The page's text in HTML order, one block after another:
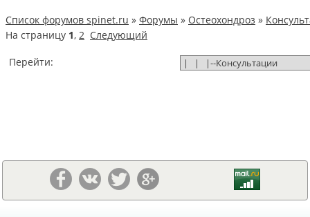
Список форумов spinet.ru » Форумы » Остеохондроз »
На страницу 1, 2 Следующий
Перейти: